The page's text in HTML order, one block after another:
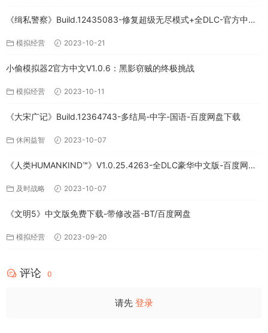
《缉私警察》Build.12435083-修复超级无尽模式+全DLC-官方中文-
模拟经营 2023-10-21
小偷模拟器2官方中文V1.0.6：黑影窃贼的终极挑战
模拟经营 2023-10-11
《大宋广记》Build.12364743-多结局-中字-国语-百度网盘下载
休闲益智 2023-10-07
《人类HUMANKIND™》V1.0.25.4263-全DLC豪华中文版-百度网盘
及时战略 2023-10-07
《文明5》中文版免费下载-带修改器-BT/百度网盘
模拟经营 2023-09-20
评论 0
请先 登录